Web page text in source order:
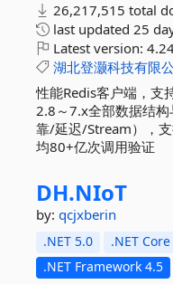
26,217,515 total
last updated 25
Latest version:
湖北登灏科技有限
性能Redis客户端，支
2.8～7.x全部数据结
靠/延迟/Stream），
均80+亿次调用验证
DH.NIoT
by: qcjxberin
.NET 5.0 .NET
.NET Framework 4.5